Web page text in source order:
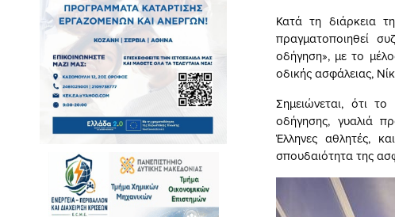
Κατά τη διάρκεια
πραγματοποιηθεί
οδήγηση», με το
οδικής ασφάλειας,
Σημειώνεται, ότι
οδήγησης, γυαλιά
Έλληνες αθλητές,
σπουδαιότητα της